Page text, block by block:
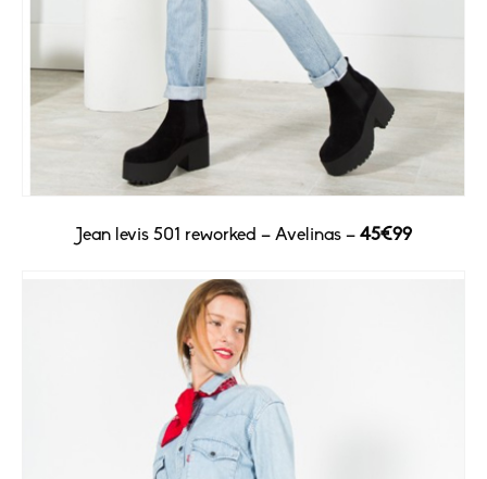
Jean levis 501 reworked – Avelinas – 45€99